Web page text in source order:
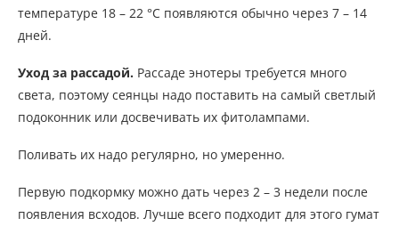
температуре 18 – 22 °С появляются обычно через 7 – 14
дней.
Уход за рассадой. Рассаде энотеры требуется много
света, поэтому сеянцы надо поставить на самый светлый
подоконник или досвечивать их фитолампами.
Поливать их надо регулярно, но умеренно.
Первую подкормку можно дать через 2 – 3 недели после
появления всходов. Лучше всего подходит для этого гумат